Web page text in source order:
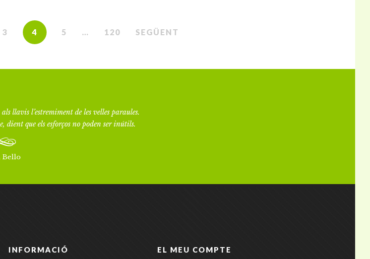
3 4 5 … 120 SEGÜENT
llavis l’estremiment de les velles paraules.
que els esforços no poden ser inútils.
Bello
INFORMACIÓ EL MEU COMPTE